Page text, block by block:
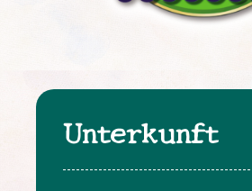
Unterkunft